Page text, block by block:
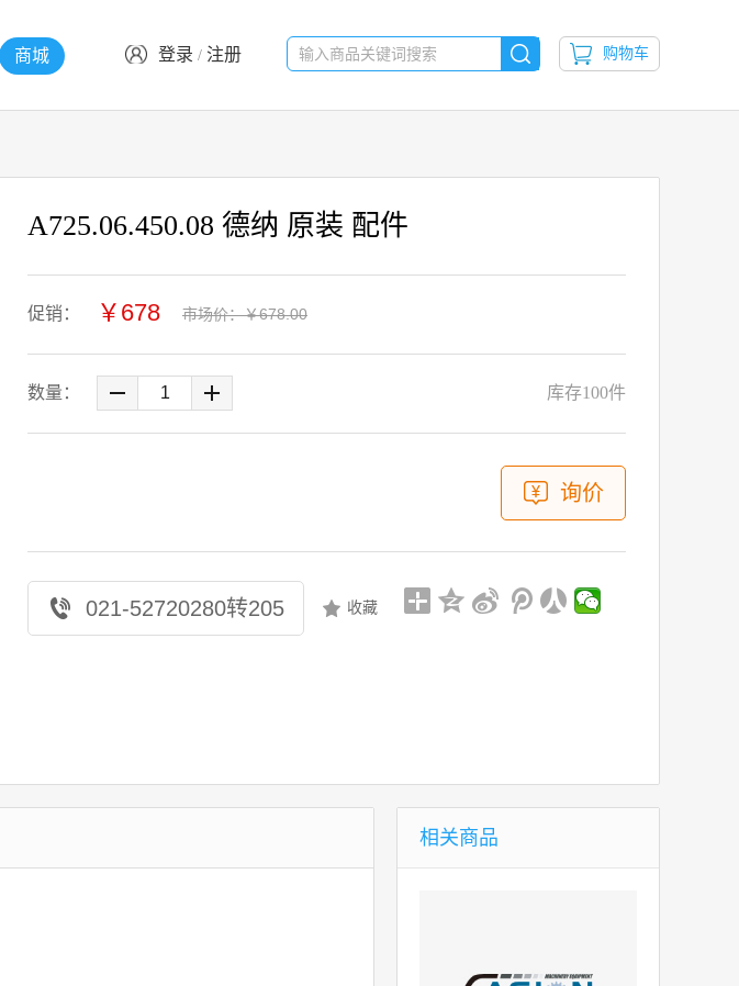
商城 登录 / 注册 购物车
A725.06.450.08 德纳 原装 配件
促销： ￥ 678 市场价：￥678.00
数量： 库存100件
询价
021-52720280转205 收藏
相关商品